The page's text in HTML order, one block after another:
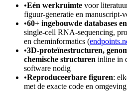
•Eén werkruimte voor
figuur-generatie en manuscript-
•60+ ingebouwde databases
single-cell RNA-sequencing,
en cheminformatics (
•3D-proteïnestructuren,
chemische structuren inline in
software nodig
•Reproduceerbare figuren:
met de exacte code en